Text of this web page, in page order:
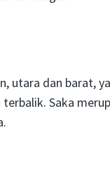
utara dan barat,
Saka